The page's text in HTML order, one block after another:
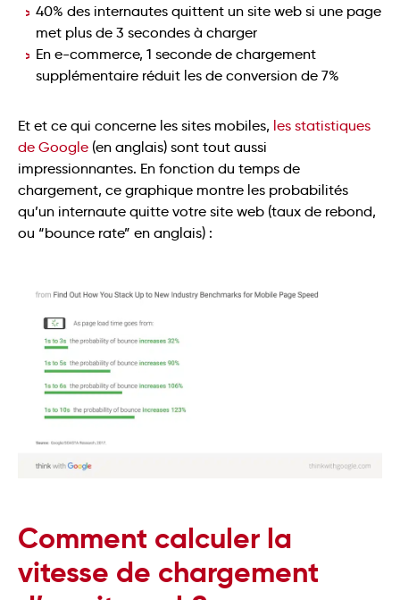
40% des internautes quittent un site web si une page
met plus de 3 secondes à charger
En e-commerce, 1 seconde de chargement
supplémentaire réduit les de conversion de 7%
Et et ce qui concerne les sites mobiles, les statistiques
de Google (en anglais) sont tout aussi
impressionnantes. En fonction du temps de
chargement, ce graphique montre les probabilités
qu’un internaute quitte votre site web (taux de rebond,
ou “bounce rate” en anglais) :
Comment calculer la
vitesse de chargement